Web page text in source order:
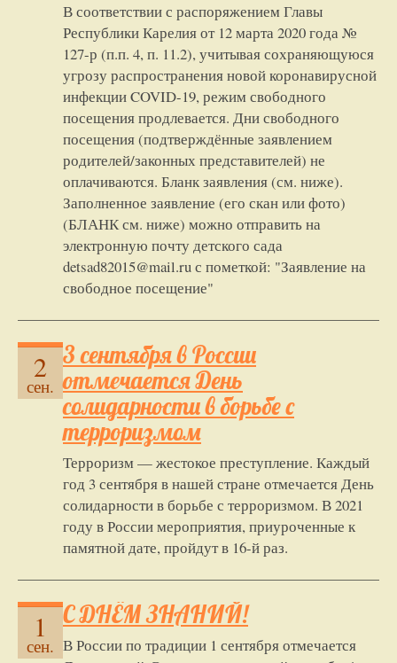
В соответствии с распоряжением Главы
Республики Карелия от 12 марта 2020 года №
127-р (п.п. 4, п. 11.2), учитывая сохраняющуюся
угрозу распространения новой коронавирусной
инфекции COVID-19, режим свободного
посещения продлевается. Дни свободного
посещения (подтверждённые заявлением
родителей/законных представителей) не
оплачиваются. Бланк заявления (см. ниже).
Заполненное заявление (его скан или фото)
(БЛАНК см. ниже) можно отправить на
электронную почту детского сада
detsad82015@mail.ru с пометкой: "Заявление на
свободное посещение"
2
сен.
3 сентября в России
отмечается День
солидарности в борьбе с
терроризмом
Терроризм — жестокое преступление. Каждый
год 3 сентября в нашей стране отмечается День
солидарности в борьбе с терроризмом. В 2021
году в России мероприятия, приуроченные к
памятной дате, пройдут в 16-й раз.
1
сен.
С ДНЁМ ЗНАНИЙ!
В России по традиции 1 сентября отмечается